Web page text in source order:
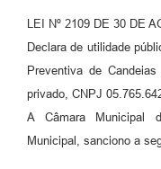
Portal da Transparência
Fila de espera SUS
Canal da Ouvidoria
Prevican
LEI Nº 2109 DE 30 DE
Declara de utilidade
Preventiva de
privado, CNPJ
A Câmara Municipal
Municipal, sanciono a